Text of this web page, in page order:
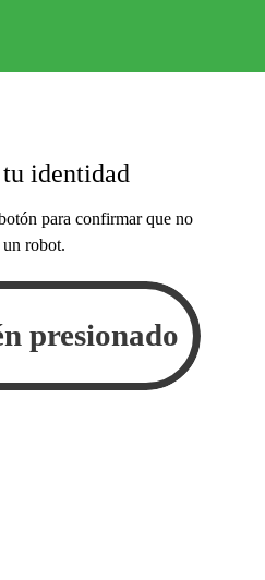
identidad
para confirmar que no
un robot.